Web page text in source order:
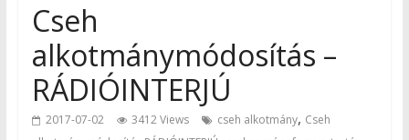
Cseh
alkotmánymódosítás –
RÁDIÓINTERJÚ
2017-07-02 3412 Views cseh alkotmány, Cseh